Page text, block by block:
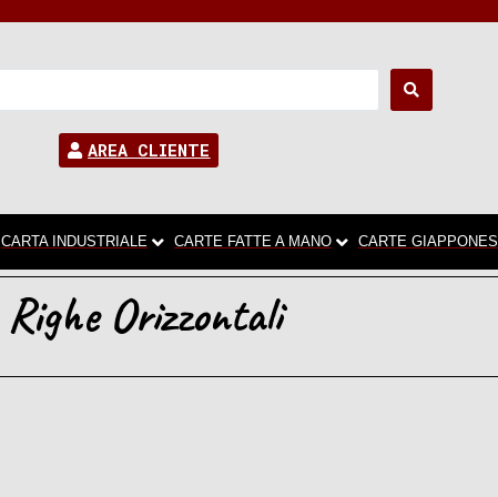
AREA CLIENTE
CARTA INDUSTRIALE CARTE FATTE A MANO CARTE GIAPPONESI
Righe Orizzontali